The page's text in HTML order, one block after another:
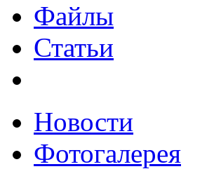
Файлы
Статьи
Новости
Фотогалерея